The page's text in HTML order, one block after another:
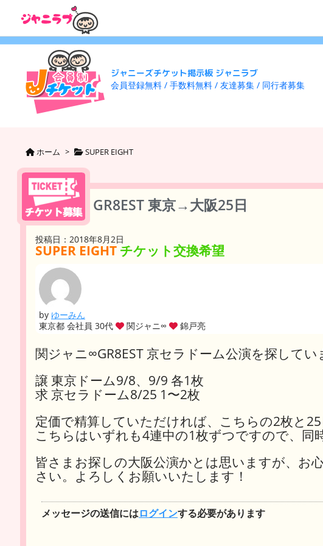
ジャニーズチケット掲示板 ジャニラブ
会員登録無料 / 手数料無料 / 友達募集 / 同行者募集
ホーム > SUPER EIGHT
GR8EST 東京→大阪25日
投稿日：2018年8月2日
SUPER EIGHT チケット交換希望
by ゆーみん
東京都 会社員 30代
関ジャニ∞ 錦戸亮
関ジャニ∞GR8EST 京セラドーム公演を探してい
譲 東京ドーム9/8、9/9 各1枚
求 京セラドーム8/25 1〜2枚
定価で精算していただければ、こちらの2枚と
こちらはいずれも4連中の1枚ずつですので、同
皆さまお探しの大阪公演かとは思いますが、お
さい。よろしくお願いいたします！
メッセージの送信にはログインする必要があります